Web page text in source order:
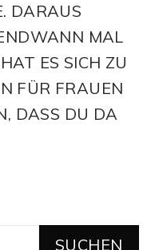
DARAUS
MAL
ES SICH ZU
FÜR FRAUEN
DASS DU DA